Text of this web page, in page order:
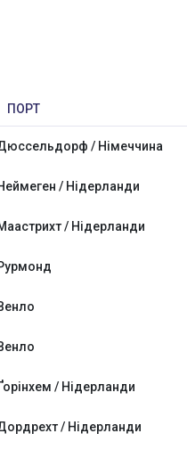
ПОРТ
/ Німеччина
/ Нідерланди
/ Нідерланди
/ Нідерланди
/ Нідерланди